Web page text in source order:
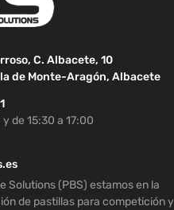
C. Albacete, 10
de Monte-Aragón, Albacete
de 15:30 a 17:00
Solutions (PBS) estamos en la
de pastillas para competición y